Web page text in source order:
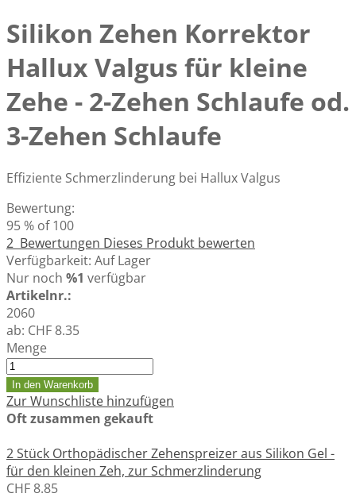
Silikon Zehen Korrektor
Hallux Valgus für kleine
Zehe - 2-Zehen Schlaufe od.
3-Zehen Schlaufe
Effiziente Schmerzlinderung bei Hallux Valgus
Bewertung:
95% of100
2 Bewertungen Dieses Produkt bewerten
Verfügbarkeit: Auf Lager
Nur noch %1 verfügbar
Artikelnr.:
2060
ab: CHF 8.35
Menge
In den Warenkorb
Zur Wunschliste hinzufügen
Oft zusammen gekauft
2 Stück Orthopädischer Zehenspreizer aus Silikon Gel -
für den kleinen Zeh, zur Schmerzlinderung
CHF 8.85